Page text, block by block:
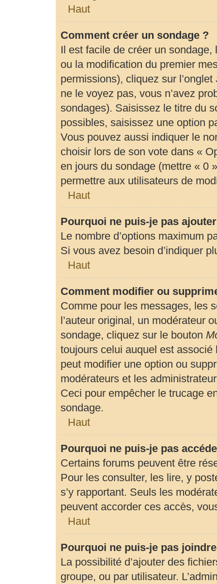
Haut
Comment créer un sondage ?
Il est facile de créer un sondage,
ou la modification du premier
permissions), cliquez sur l’onglet
ne le voyez pas, vous n’avez
sondages). Saisissez le titre du
possibles, saisissez une option
Vous pouvez aussi indiquer le
choisir lors de son vote dans «
en jours du sondage (mettre « 0
permettre aux utilisateurs de
Haut
Pourquoi ne puis-je pas
Le nombre d’options maximum
Si vous avez besoin d’indiquer
Haut
Comment modifier ou
Comme pour les messages, les
l’auteur original, un modérateur
sondage, cliquez sur le bouton
toujours celui auquel est associé
peut modifier une option ou
modérateurs et les
Ceci pour empêcher le trucage
sondage.
Haut
Pourquoi ne puis-je pas
Certains forums peuvent être
Pour les consulter, les lire, y
s’y rapportant. Seuls les
peuvent accorder ces accès,
Haut
Pourquoi ne puis-je pas
La possibilité d’ajouter des
groupe, ou par utilisateur.